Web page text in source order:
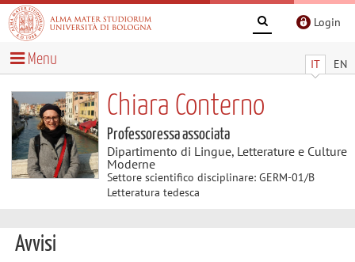
Login
IT EN
Menu
Chiara Conterno
Professoressa associata
Dipartimento di Lingue, Letterature e Culture
Moderne
Settore scientifico disciplinare: GERM-01/B
Letteratura tedesca
Avvisi